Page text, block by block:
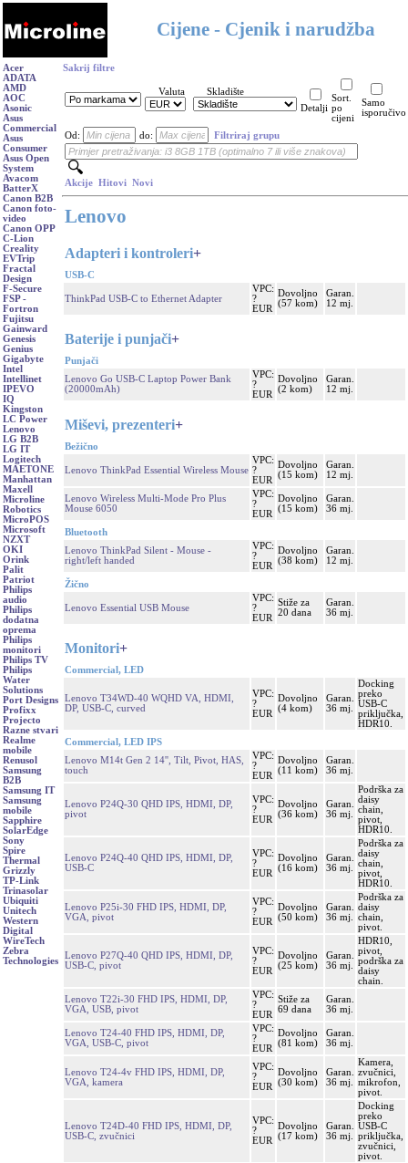
Cijene - Cjenik i narudžba
Acer
ADATA
AMD
AOC
Asonic
Asus
Commercial
Asus
Consumer
Asus Open
System
Avacom
BatterX
Canon B2B
Canon foto-
video
Canon OPP
C-Lion
Creality
EVTrip
Fractal
Design
F-Secure
FSP -
Fortron
Fujitsu
Gainward
Genesis
Genius
Gigabyte
Intel
Intellinet
IPEVO
IQ
Kingston
LC Power
Lenovo
LG B2B
LG IT
Logitech
MAETONE
Manhattan
Maxell
Microline
Robotics
MicroPOS
Microsoft
NZXT
OKI
Orink
Palit
Patriot
Philips
audio
Philips
dodatna
oprema
Philips
monitori
Philips TV
Philips
Water
Solutions
Port Designs
Profixx
Projecto
Razne stvari
Realme
mobile
Renusol
Samsung
B2B
Samsung IT
Samsung
mobile
Sapphire
SolarEdge
Sony
Spire
Thermal
Grizzly
TP-Link
Trinasolar
Ubiquiti
Unitech
Western
Digital
WireTech
Zebra
Technologies
Sakrij filtre
Valuta
Skladište
Detalji
Sort.
po
cijeni
Samo
isporučivo
Od: do: Filtriraj grupu
Akcije Hitovi Novi
Lenovo
Adapteri i kontroleri+
USB-C
ThinkPad USB-C to Ethernet Adapter
VPC:
?
EUR
Dovoljno
(57 kom)
Garan.
12 mj.
Baterije i punjači+
Punjači
Lenovo Go USB-C Laptop Power Bank
(20000mAh)
VPC:
?
EUR
Dovoljno
(2 kom)
Garan.
12 mj.
Miševi, prezenteri+
Bežično
Lenovo ThinkPad Essential Wireless Mouse
VPC:
?
EUR
Dovoljno
(15 kom)
Garan.
12 mj.
Lenovo Wireless Multi-Mode Pro Plus
Mouse 6050
VPC:
?
EUR
Dovoljno
(15 kom)
Garan.
36 mj.
Bluetooth
Lenovo ThinkPad Silent - Mouse -
right/left handed
VPC:
?
EUR
Dovoljno
(38 kom)
Garan.
12 mj.
Žično
Lenovo Essential USB Mouse
VPC:
?
EUR
Stiže za
20 dana
Garan.
36 mj.
Monitori+
Commercial, LED
Lenovo T34WD-40 WQHD VA, HDMI,
DP, USB-C, curved
VPC:
?
EUR
Dovoljno
(4 kom)
Garan.
36 mj.
Docking
preko
USB-C
priključka,
HDR10.
Commercial, LED IPS
Lenovo M14t Gen 2 14'', Tilt, Pivot, HAS,
touch
VPC:
?
EUR
Dovoljno
(11 kom)
Garan.
36 mj.
Lenovo P24Q-30 QHD IPS, HDMI, DP,
pivot
VPC:
?
EUR
Dovoljno
(36 kom)
Garan.
36 mj.
Podrška za
daisy
chain,
pivot,
HDR10.
Lenovo P24Q-40 QHD IPS, HDMI, DP,
USB-C
VPC:
?
EUR
Dovoljno
(16 kom)
Garan.
36 mj.
Podrška za
daisy
chain,
pivot,
HDR10.
Lenovo P25i-30 FHD IPS, HDMI, DP,
VGA, pivot
VPC:
?
EUR
Dovoljno
(50 kom)
Garan.
36 mj.
Podrška za
daisy
chain,
pivot.
Lenovo P27Q-40 QHD IPS, HDMI, DP,
USB-C, pivot
VPC:
?
EUR
Dovoljno
(25 kom)
Garan.
36 mj.
HDR10,
pivot,
podrška za
daisy
chain.
Lenovo T22i-30 FHD IPS, HDMI, DP,
VGA, USB, pivot
VPC:
?
EUR
Stiže za
69 dana
Garan.
36 mj.
Lenovo T24-40 FHD IPS, HDMI, DP,
VGA, USB-C, pivot
VPC:
?
EUR
Dovoljno
(81 kom)
Garan.
36 mj.
Lenovo T24-4v FHD IPS, HDMI, DP,
VGA, kamera
VPC:
?
EUR
Dovoljno
(30 kom)
Garan.
36 mj.
Kamera,
zvučnici,
mikrofon,
pivot.
Lenovo T24D-40 FHD IPS, HDMI, DP,
USB-C, zvučnici
VPC:
?
EUR
Dovoljno
(17 kom)
Garan.
36 mj.
Docking
preko
USB-C
priključka,
zvučnici,
pivot.